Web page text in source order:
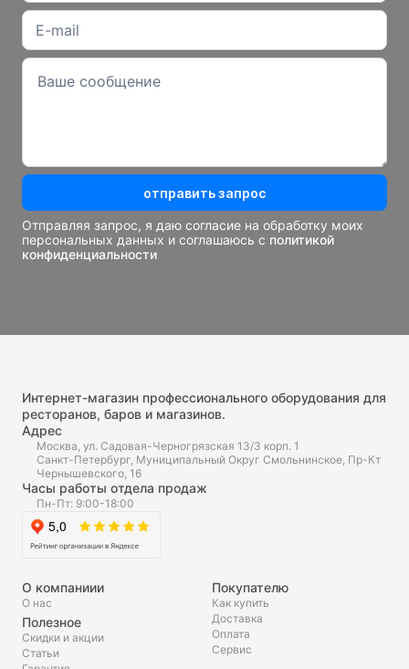
отправить запрос
Отправляя запрос, я даю согласие на обработку моих
персональных данных и соглашаюсь с политикой
конфиденциальности
Интернет-магазин профессионального оборудования для
ресторанов, баров и магазинов.
Адрес
Москва, ул. Садовая-Черногрязская 13/3 корп. 1
Санкт-Петербург, Муниципальный Округ Смольнинское, Пр-Кт
Чернышевского, 16
Часы работы отдела продаж
Пн-Пт: 9:00-18:00
О компаниии
О нас
Полезное
Скидки и акции
Статьи
Покупателю
Как купить
Доставка
Оплата
Сервис